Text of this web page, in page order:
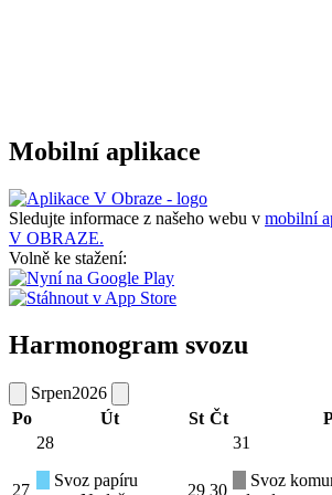
Mobilní aplikace
Sledujte informace z našeho webu v mobilní
V OBRAZE.
Volně ke stažení:
Harmonogram svozu
Srpen2026
Po
Út St Čt
27
28
Svoz papíru
29 30
31
Svoz